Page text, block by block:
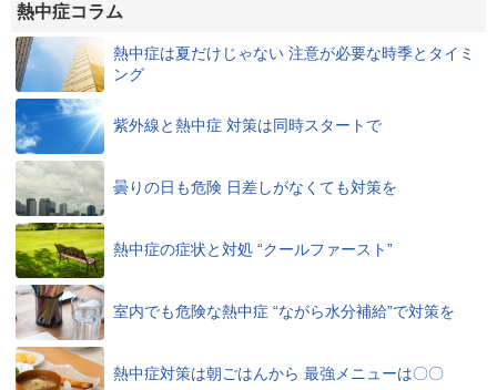
熱中症コラム
熱中症は夏だけじゃない 注意が必要な時季とタイミ
ング
紫外線と熱中症 対策は同時スタートで
曇りの日も危険 日差しがなくても対策を
熱中症の症状と対処 “クールファースト”
室内でも危険な熱中症 “ながら水分補給”で対策を
熱中症対策は朝ごはんから 最強メニューは〇〇